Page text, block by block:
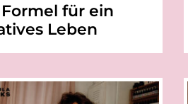
für ein
Leben